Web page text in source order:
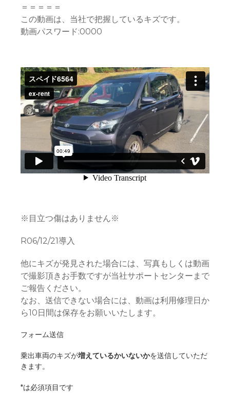
＝＝＝＝＝
この動画は、当社で把握しているキズです。
動画パスワード:0000
※目立つ傷はありません※
R06/12/21導入
他にキズが発見された場合には、写真もしくは動画
で撮影頂きお手数ですが当社サポートセンターまで
ご報告ください。
なお、送信できない場合には、動画は利用修理日か
ら10日間は保存をお願いいたします。
フォーム送信
乗出車両のキズが増えているかいないかを送信していただ
きます。
*は必須項目です